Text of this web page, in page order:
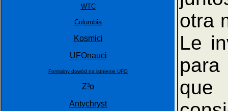
WTC
Columbia
Kosmici
UFOnauci
Formalny dowód na istnienie UFO
Z³o
Antychryst
otra
Le
que